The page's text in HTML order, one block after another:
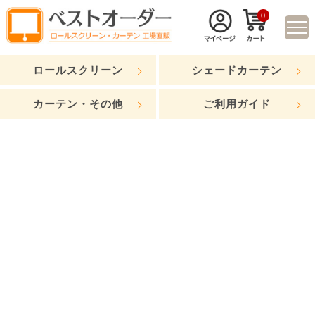
0
ロールスクリーン シェードカーテン
カーテン・その他 ご利用ガイド